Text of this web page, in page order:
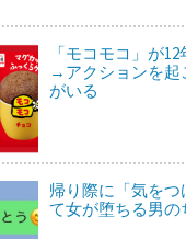
「モコモコ」が
→アクションを起
がいる
帰り際に「気をつ
て女が堕ちる男の